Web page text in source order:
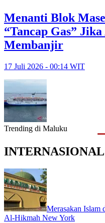
Menanti Blok
“Tancap Gas”
Membanjir
17 Juli 2026 - 00:14 WIT
Trending di Maluku
INTERNASIONAL
Merasakan Islam
Al-Hikmah New York